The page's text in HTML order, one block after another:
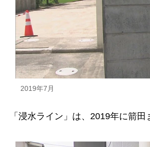
2019年7月
「浸水ライン」は、2019年に箭田